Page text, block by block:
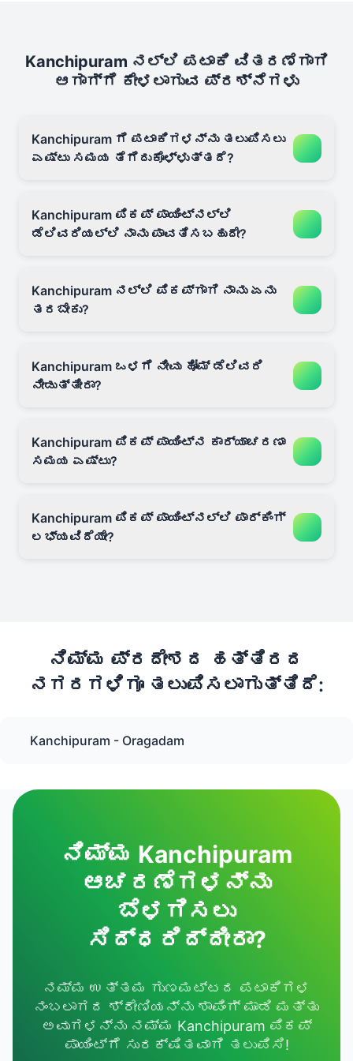
Kanchipuram ನಲ್ಲಿ ಪಟಾಕಿ ವಿತರಣೆಗಾಗಿ
ಆಗಾಗ್ಗೆ ಕೇಳಲಾಗುವ ಪ್ರಶ್ನೆಗಳು
Kanchipuram ಗೆ ಪಟಾಕಿಗಳನ್ನು ತಲುಪಿಸಲು
ಎಷ್ಟು ಸಮಯ ತೆಗೆದುಕೊಳ್ಳುತ್ತದೆ?
Kanchipuram ಪಿಕಪ್ ಪಾಯಿಂಟ್‌ನಲ್ಲಿ
ಡೆಲಿವರಿಯಲ್ಲಿ ನಾನು ಪಾವತಿಸಬಹುದೇ?
Kanchipuram ನಲ್ಲಿ ಪಿಕಪ್‌ಗಾಗಿ ನಾನು ಏನು
ತರಬೇಕು?
Kanchipuram ಒಳಗೆ ನೀವು ಹೋಮ್ ಡೆಲಿವರಿ
ನೀಡುತ್ತೀರಾ?
Kanchipuram ಪಿಕಪ್ ಪಾಯಿಂಟ್‌ನ ಕಾರ್ಯಾಚರಣಾ
ಸಮಯ ಎಷ್ಟು?
Kanchipuram ಪಿಕಪ್ ಪಾಯಿಂಟ್‌ನಲ್ಲಿ ಪಾರ್ಕಿಂಗ್
ಲಭ್ಯವಿದೆಯೇ?
ನಿಮ್ಮ ಪ್ರದೇಶದ ಹತ್ತಿರದ
ನಗರಗಳಿಗೂ ತಲುಪಿಸಲಾಗುತ್ತಿದೆ:
Kanchipuram - Oragadam
ನಿಮ್ಮ Kanchipuram
ಆಚರಣೆಗಳನ್ನು
ಬೆಳಗಿಸಲು
ಸಿದ್ಧರಿದ್ದೀರಾ?
ನಮ್ಮ ಉತ್ತಮ ಗುಣಮಟ್ಟದ ಪಟಾಕಿಗಳ
ನಂಬಲಾಗದ ಶ್ರೇಣಿಯನ್ನು ಶಾಪಿಂಗ್ ಮಾಡಿ ಮತ್ತು
ಅವುಗಳನ್ನು ನಮ್ಮ Kanchipuram ಪಿಕಪ್
ಪಾಯಿಂಟ್‌ಗೆ ಸುರಕ್ಷಿತವಾಗಿ ತಲುಪಿಸಿ!